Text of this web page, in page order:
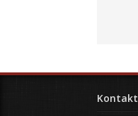
Kontakt